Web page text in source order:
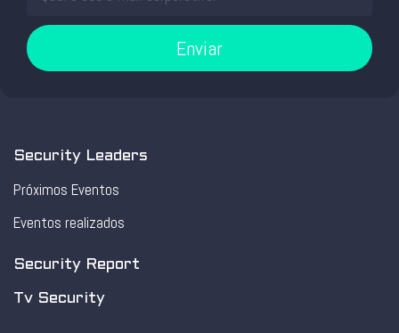
Enviar
Security Leaders
Próximos Eventos
Eventos realizados
Security Report
Tv Security